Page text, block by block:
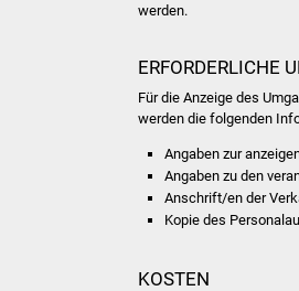
werden.
ERFORDERLICHE
Für die Anzeige des
werden die folgenden
Angaben zur
Angaben zu den
Anschrift/en der
Kopie des
KOSTEN